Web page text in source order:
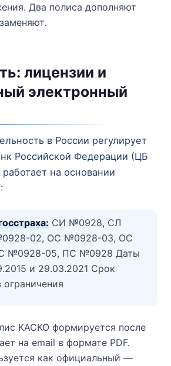
Два полиса дополняют
лицензии и
электронный
в России регулирует
Российской Федерации (ЦБ
на основании
СИ №0928, СЛ
02, ОС №0928-03, ОС
№0928-05, ПС №0928 Даты
и 29.03.2021 Срок
ограничения
КАСКО формируется после
на email в формате PDF.
как официальный —